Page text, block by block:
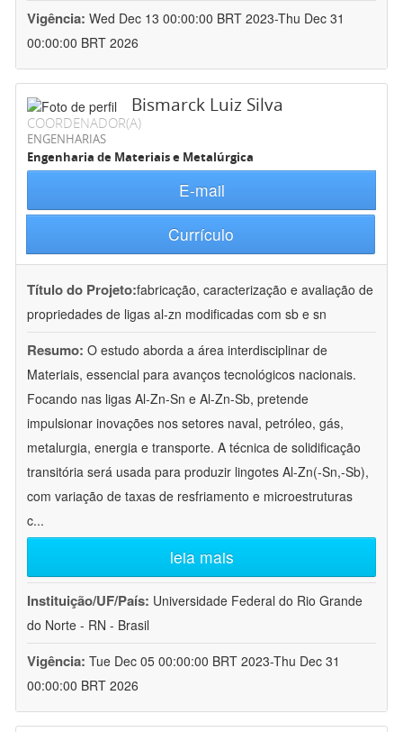
Vigência: Wed Dec 13 00:00:00 BRT 2023-Thu Dec 31
00:00:00 BRT 2026
Bismarck Luiz Silva
COORDENADOR(A)
ENGENHARIAS
Engenharia de Materiais e Metalúrgica
E-mail
Currículo
Título do Projeto:fabricação, caracterização e avaliação de
propriedades de ligas al-zn modificadas com sb e sn
Resumo: O estudo aborda a área interdisciplinar de
Materiais, essencial para avanços tecnológicos nacionais.
Focando nas ligas Al-Zn-Sn e Al-Zn-Sb, pretende
impulsionar inovações nos setores naval, petróleo, gás,
metalurgia, energia e transporte. A técnica de solidificação
transitória será usada para produzir lingotes Al-Zn(-Sn,-Sb),
com variação de taxas de resfriamento e microestruturas
c...
leia mais
Instituição/UF/País: Universidade Federal do Rio Grande
do Norte - RN - Brasil
Vigência: Tue Dec 05 00:00:00 BRT 2023-Thu Dec 31
00:00:00 BRT 2026